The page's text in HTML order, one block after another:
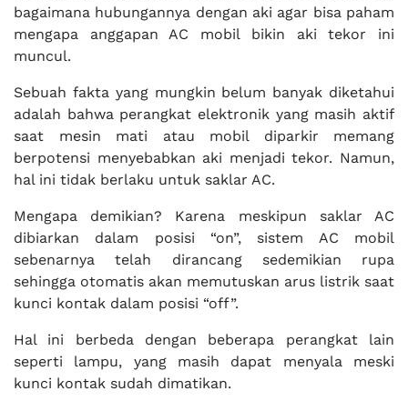
bagaimana hubungannya dengan aki agar bisa paham
mengapa anggapan AC mobil bikin aki tekor ini
muncul.
Sebuah fakta yang mungkin belum banyak diketahui
adalah bahwa perangkat elektronik yang masih aktif
saat mesin mati atau mobil diparkir memang
berpotensi menyebabkan aki menjadi tekor. Namun,
hal ini tidak berlaku untuk saklar AC.
Mengapa demikian? Karena meskipun saklar AC
dibiarkan dalam posisi “on”, sistem AC mobil
sebenarnya telah dirancang sedemikian rupa
sehingga otomatis akan memutuskan arus listrik saat
kunci kontak dalam posisi “off”.
Hal ini berbeda dengan beberapa perangkat lain
seperti lampu, yang masih dapat menyala meski
kunci kontak sudah dimatikan.